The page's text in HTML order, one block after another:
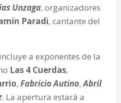
Unzaga, organizadores
Paradi, cantante del
a exponentes de la
Las 4 Cuerdas,
, Fabricio Autino,Abril
. La apertura estará a